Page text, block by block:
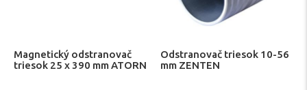
Magnetický odstranovač
triesok 25 x 390 mm ATORN
Odstranovač triesok 10-56
mm ZENTEN